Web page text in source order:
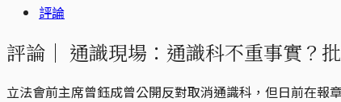
評論
評論｜ 通識現場：通識科不重事實？
立法會前主席曾鈺成曾公開反對取消通識科，但日前在